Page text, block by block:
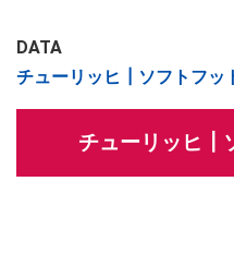
DATA
チューリッヒ┃ソフトフッ
チューリッヒ┃